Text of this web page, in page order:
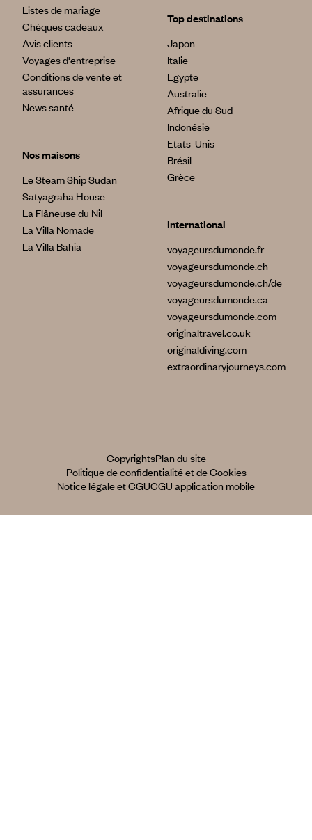
Listes de mariage
Chèques cadeaux
Avis clients
Voyages d'entreprise
Conditions de vente et
assurances
News santé
Nos maisons
Le Steam Ship Sudan
Satyagraha House
La Flâneuse du Nil
La Villa Nomade
La Villa Bahia
Top destinations
Japon
Italie
Egypte
Australie
Afrique du Sud
Indonésie
Etats-Unis
Brésil
Grèce
International
voyageursdumonde.fr
voyageursdumonde.ch
voyageursdumonde.ch/de
voyageursdumonde.ca
voyageursdumonde.com
originaltravel.co.uk
originaldiving.com
extraordinaryjourneys.com
CopyrightsPlan du site
Politique de confidentialité et de Cookies
Notice légale et CGUCGU application mobile